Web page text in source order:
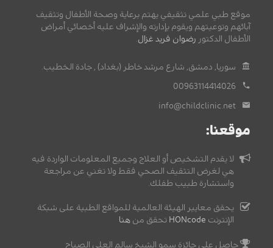
موقع طبي علمي تثقيفي يهتم برعاية وصحة الأطفال وتثقيف
آبائهم وتوعيتهم ويقوم بإدارته والإشراف عليه أخصائي أمراض
الأطفال الدكتور رضوان فريد غزال.
سوريا, دمشق, شارع مرشد خاطر (بغداد) , جادة الخطيب.
00963114414026
info@childclinic.net
موقعنا:
لا يقدم التشخيص أو العلاج وجميع المعلومات الواردة فيه
هي لغرض التثقيف الصحي فقط ولا تغني عن مراجعة
واستشارة طبيب طفلك.
يحقق معايير الهيئة العالمية للمواقع الطبية على شبكة
الإنترنت HONcode تحقق من هنا
حاصل على جائزة سمو الشيخ سالم العلي الصباح